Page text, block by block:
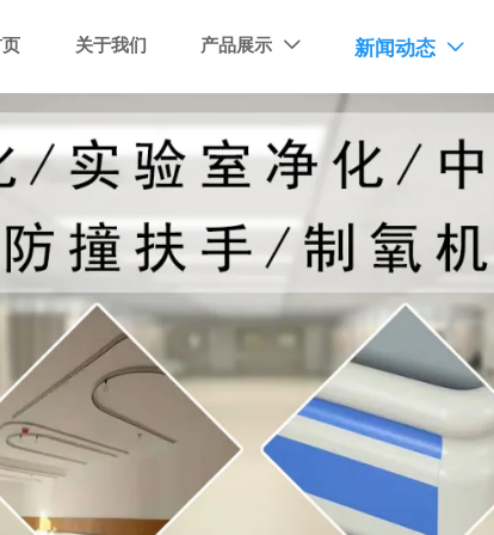
关于我们 产品展示  新闻动态 